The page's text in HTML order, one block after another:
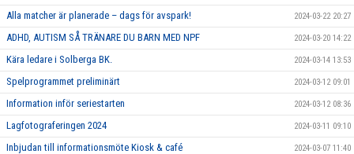
Alla matcher är planerade – dags för avspark! 2024-03-22 20:27
ADHD, AUTISM SÅ TRÄNARE DU BARN MED NPF 2024-03-20 14:22
Kära ledare i Solberga BK. 2024-03-14 13:53
Spelprogrammet preliminärt 2024-03-12 09:01
Information inför seriestarten 2024-03-12 08:36
Lagfotograferingen 2024 2024-03-11 09:10
Inbjudan till informationsmöte Kiosk & café 2024-03-07 11:40